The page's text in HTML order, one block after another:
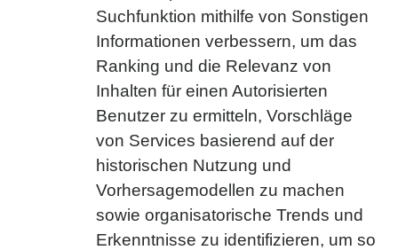
Suchfunktion mithilfe von Sonstigen
Informationen verbessern, um das
Ranking und die Relevanz von
Inhalten für einen Autorisierten
Benutzer zu ermitteln, Vorschläge
von Services basierend auf der
historischen Nutzung und
Vorhersagemodellen zu machen
sowie organisatorische Trends und
Erkenntnisse zu identifizieren, um so